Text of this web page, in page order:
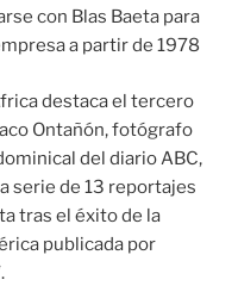
con Blas Baeta para
a partir de 1978
destaca el tercero
Ontañón, fotógrafo
del diario ABC,
serie de 13 reportajes
tras el éxito de la
publicada por